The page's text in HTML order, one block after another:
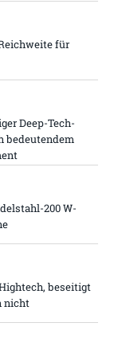
für
Deep-Tech-
bedeutendem
200 W-
beseitigt
nicht